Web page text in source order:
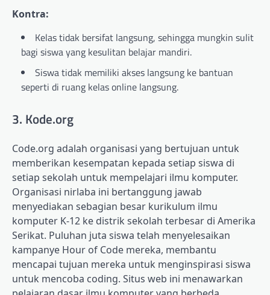
Kontra:
Kelas tidak bersifat langsung, sehingga mungkin sulit
bagi siswa yang kesulitan belajar mandiri.
Siswa tidak memiliki akses langsung ke bantuan
seperti di ruang kelas online langsung.
3. Kode.org
Code.org adalah organisasi yang bertujuan untuk
memberikan kesempatan kepada setiap siswa di
setiap sekolah untuk mempelajari ilmu komputer.
Organisasi nirlaba ini bertanggung jawab
menyediakan sebagian besar kurikulum ilmu
komputer K-12 ke distrik sekolah terbesar di Amerika
Serikat. Puluhan juta siswa telah menyelesaikan
kampanye Hour of Code mereka, membantu
mencapai tujuan mereka untuk menginspirasi siswa
untuk mencoba coding. Situs web ini menawarkan